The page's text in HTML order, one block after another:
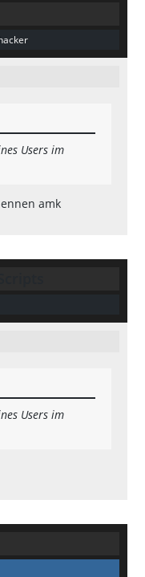
Users im
amk
Users im